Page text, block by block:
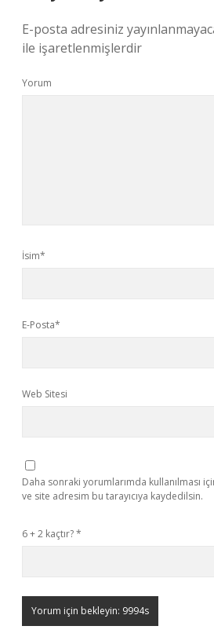
E-posta adresiniz
ile işaretlenmişlerdir
Yorum
İsim*
E-Posta*
Web Sitesi
Daha sonraki yorumlarımda kullanılması
ve site adresim bu tarayıcıya kaydedilsin.
6 + 2 kaçtır?*